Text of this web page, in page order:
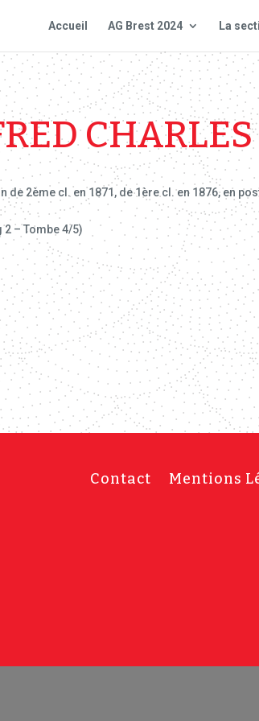
Accueil AG Brest 2024 La
2ème cl. en 1871, de 1ère cl. en 1876, en
2 – Tombe 4/5)
Contact Mentions